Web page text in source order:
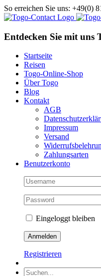
Skip
to
So erreichen Sie uns: +49(0)
Facebook
Instagram
Pinterest
X
Rss
E-
Entdecken Sie mit uns
Startseite
Reisen
Togo-Online-Shop
Über Togo
Blog
Kontakt
AGB
Impressum
Versand
Zahlungsarten
Benutzerkonto
Eingeloggt bleiben
Registrieren
Suche